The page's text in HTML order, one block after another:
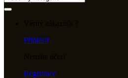
Přihlásit
Registrace